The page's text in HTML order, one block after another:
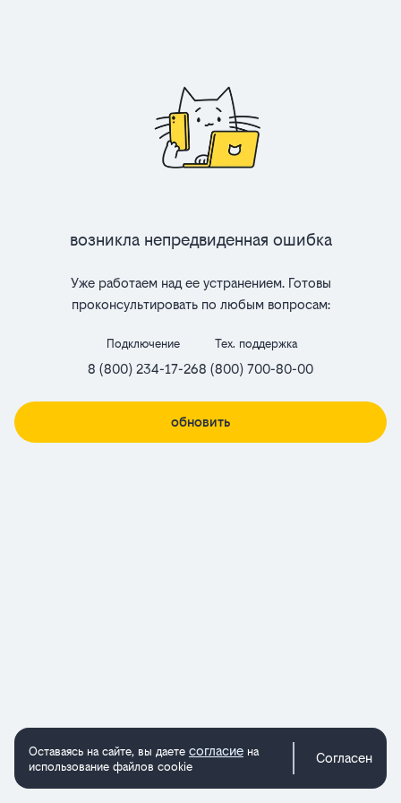
Возникла непредвиденная ошибка
Уже работаем над ее устранением. Готовы
проконсультировать по любым вопросам:
Подключение
8 (800) 234-17-26
Тех. поддержка
8 (800) 700-80-00
обновить
Оставаясь на сайте, вы даете согласие на
использование файлов cookie
Согласен